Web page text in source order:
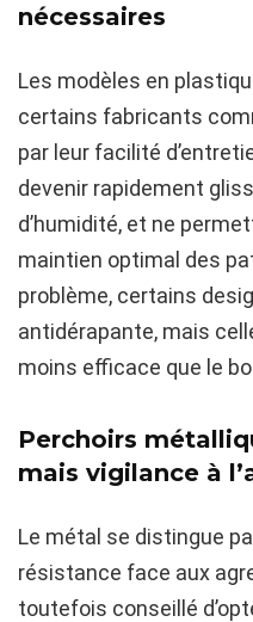
nécessaires
Les modèles en
certains fabricants
par leur facilité
devenir rapidement
d’humidité, et ne
maintien optimal des
problème, certains
antidérapante, mais
moins efficace que le
Perchoirs
mais vigilance à
Le métal se distingue
résistance face aux
toutefois conseillé